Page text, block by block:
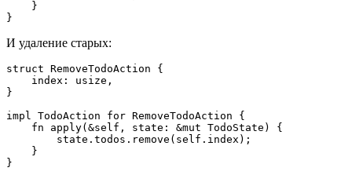
    }
}
И удаление старых:
struct RemoveTodoAction {
    index: usize,
}
impl TodoAction for RemoveTodoAction {
    fn apply(&self, state: &mut TodoState) {
        state.todos.remove(self.index);
    }
}